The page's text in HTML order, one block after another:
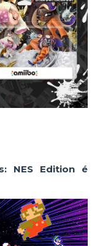
NES Edition é